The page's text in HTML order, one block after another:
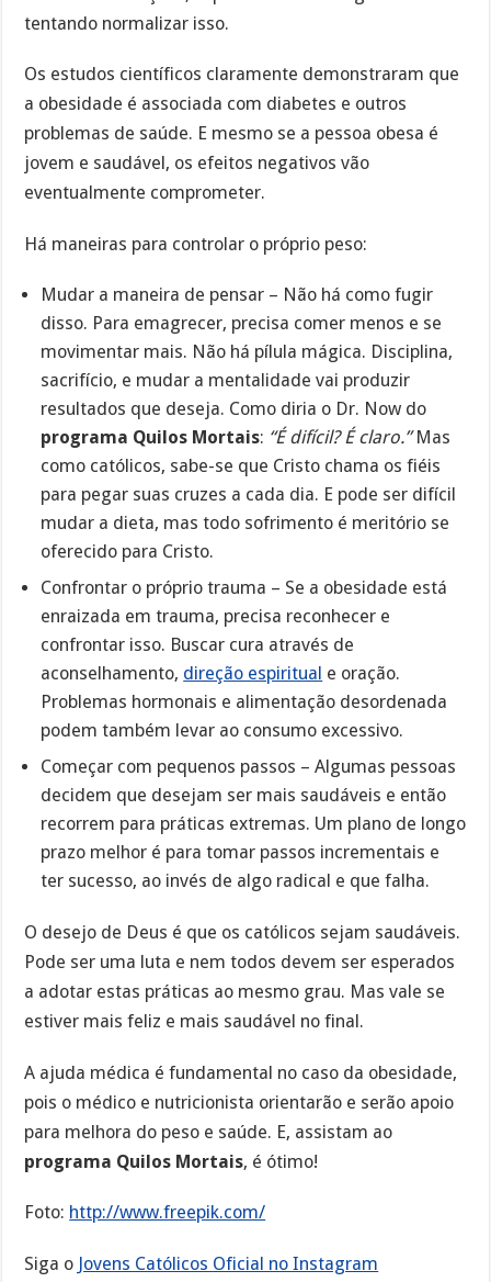
tentando normalizar isso.
Os estudos científicos claramente demonstraram que
a obesidade é associada com diabetes e outros
problemas de saúde. E mesmo se a pessoa obesa é
jovem e saudável, os efeitos negativos vão
eventualmente comprometer.
Há maneiras para controlar o próprio peso:
Mudar a maneira de pensar – Não há como fugir
disso. Para emagrecer, precisa comer menos e se
movimentar mais. Não há pílula mágica. Disciplina,
sacrifício, e mudar a mentalidade vai produzir
resultados que deseja. Como diria o Dr. Now do
programa Quilos Mortais: “É difícil? É claro.”Mas
como católicos, sabe-se que Cristo chama os fiéis
para pegar suas cruzes a cada dia. E pode ser difícil
mudar a dieta, mas todo sofrimento é meritório se
oferecido para Cristo.
Confrontar o próprio trauma – Se a obesidade está
enraizada em trauma, precisa reconhecer e
confrontar isso. Buscar cura através de
aconselhamento, direção espiritual e oração.
Problemas hormonais e alimentação desordenada
podem também levar ao consumo excessivo.
Começar com pequenos passos – Algumas pessoas
decidem que desejam ser mais saudáveis e então
recorrem para práticas extremas. Um plano de longo
prazo melhor é para tomar passos incrementais e
ter sucesso, ao invés de algo radical e que falha.
O desejo de Deus é que os católicos sejam saudáveis.
Pode ser uma luta e nem todos devem ser esperados
a adotar estas práticas ao mesmo grau. Mas vale se
estiver mais feliz e mais saudável no final.
A ajuda médica é fundamental no caso da obesidade,
pois o médico e nutricionista orientarão e serão apoio
para melhora do peso e saúde. E, assistam ao
programa Quilos Mortais, é ótimo!
Foto: http://www.freepik.com/
Siga o Jovens Católicos Oficial no Instagram